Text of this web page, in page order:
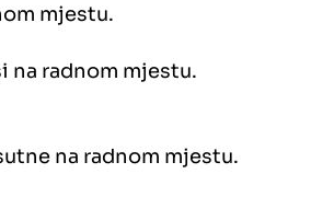
mjestu.
na radnom mjestu.
na radnom mjestu.